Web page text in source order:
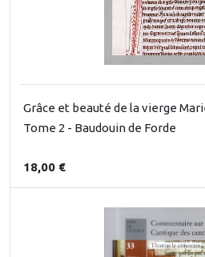
Grâce et beauté de la vierge
Tome 2 - Baudouin de Forde
18,00 €